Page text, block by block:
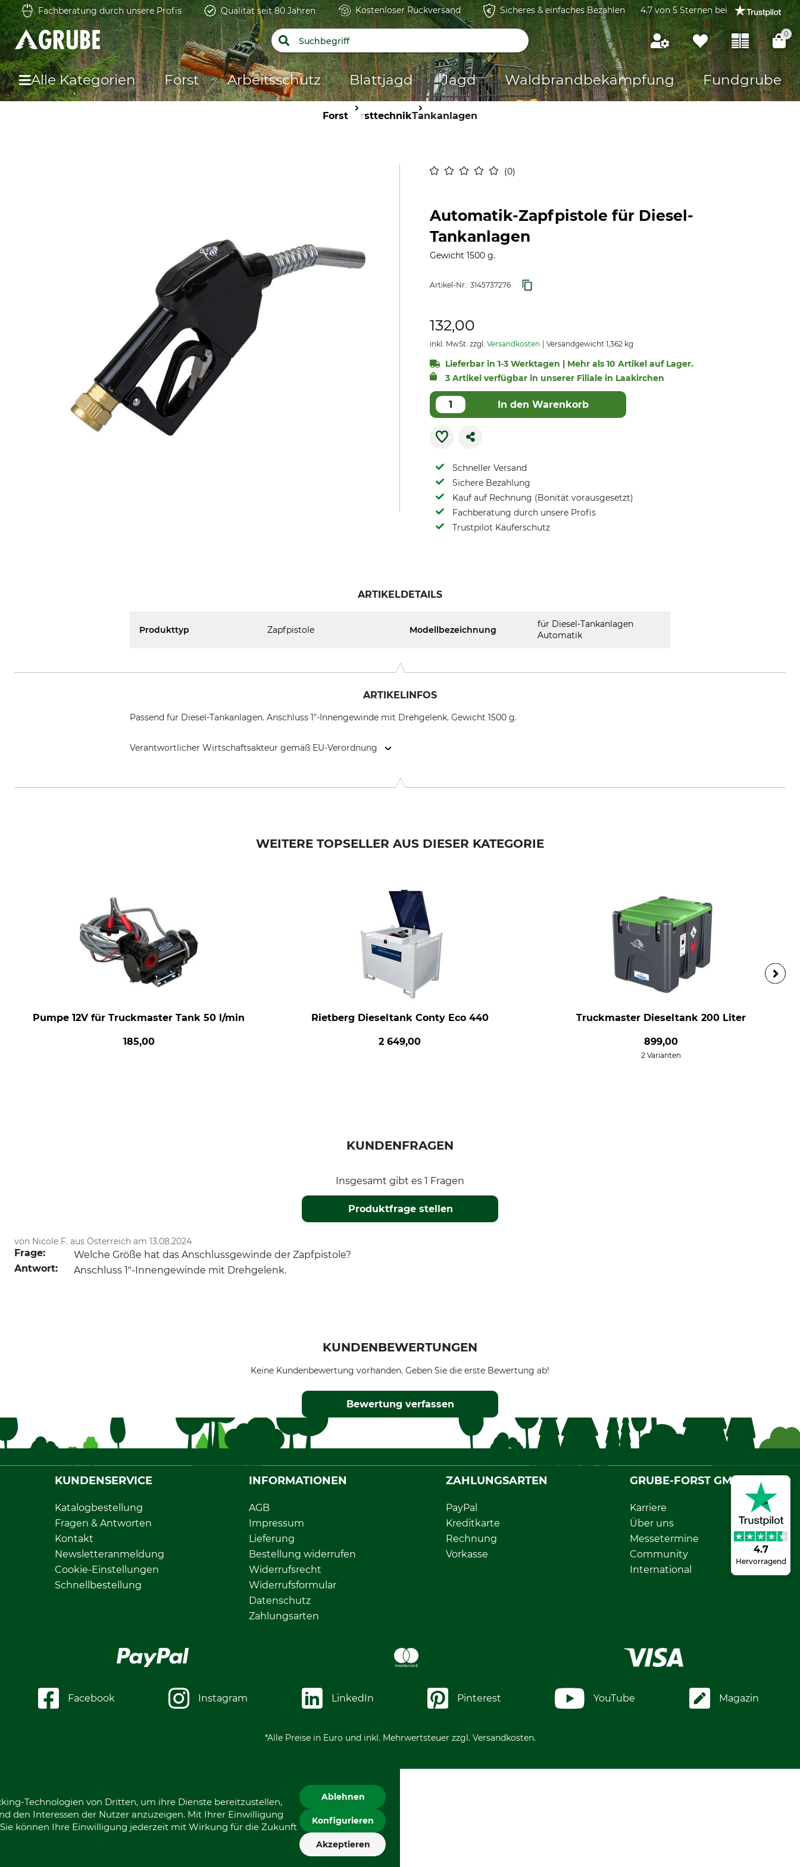
4.7
Hervorragend
Fachberatung durch unsere Profis Qualität seit 80 Jahren Kostenloser Rückversand Sicheres & einfaches Bezahlen 4.7 von 5 Sternen bei
0
Alle Kategorien Forst Arbeitsschutz Blattjagd Jagd Waldbrandbekämpfung Fundgrube
Forst ForsttechnikTankanlagen
0
Automatik-Zapfpistole für Diesel-
Tankanlagen
Gewicht 1500 g.
Artikel-Nr.: 3145737276
132,00
inkl. MwSt. zzgl. Versandkosten Versandgewicht 1,362 kg
Lieferbar in 1-3 Werktagen | Mehr als 10 Artikel auf Lager.
3 Artikel verfügbar in unserer Filiale in Laakirchen
In den Warenkorb
Schneller Versand
Sichere Bezahlung
Kauf auf Rechnung (Bonität vorausgesetzt)
Fachberatung durch unsere Profis
Trustpilot Käuferschutz
ARTIKELDETAILS
Produkttyp Zapfpistole Modellbezeichnung
für Diesel-Tankanlagen
Automatik
ARTIKELINFOS
Passend für Diesel-Tankanlagen. Anschluss 1"-Innengewinde mit Drehgelenk. Gewicht 1500 g.
Verantwortlicher Wirtschaftsakteur gemäß EU-Verordnung
WEITERE TOPSELLER AUS DIESER KATEGORIE
Pumpe 12V für Truckmaster Tank 50 l/min
185,00
Rietberg Dieseltank Conty Eco 440
2 649,00
Truckmaster Dieseltank 200 Liter
899,00
2 Varianten
KUNDENFRAGEN
Insgesamt gibt es 1 Fragen
Produktfrage stellen
von Nicole F. aus Österreich am 13.08.2024
Frage:
Welche Größe hat das Anschlussgewinde der Zapfpistole?
Antwort:
Anschluss 1"-Innengewinde mit Drehgelenk.
KUNDENBEWERTUNGEN
Keine Kundenbewertung vorhanden. Geben Sie die erste Bewertung ab!
Bewertung verfassen
KUNDENSERVICE
Katalogbestellung
Fragen & Antworten
Kontakt
Newsletteranmeldung
Cookie-Einstellungen
Schnellbestellung
INFORMATIONEN
AGB
Impressum
Lieferung
Bestellung widerrufen
Widerrufsrecht
Widerrufsformular
Datenschutz
Zahlungsarten
ZAHLUNGSARTEN
PayPal
Kreditkarte
Rechnung
Vorkasse
GRUBE-FORST GMBH
Karriere
Über uns
Messetermine
Community
International
Facebook Instagram LinkedIn Pinterest YouTube Magazin
*Alle Preise in Euro und inkl. Mehrwertsteuer zzgl. Versandkosten.
Technologien von Dritten, um ihre Dienste bereitzustellen,
den Interessen der Nutzer anzuzeigen. Mit Ihrer Einwilligung
können Ihre Einwilligung jederzeit mit Wirkung für die Zukunft
Ablehnen
Konfigurieren
Akzeptieren